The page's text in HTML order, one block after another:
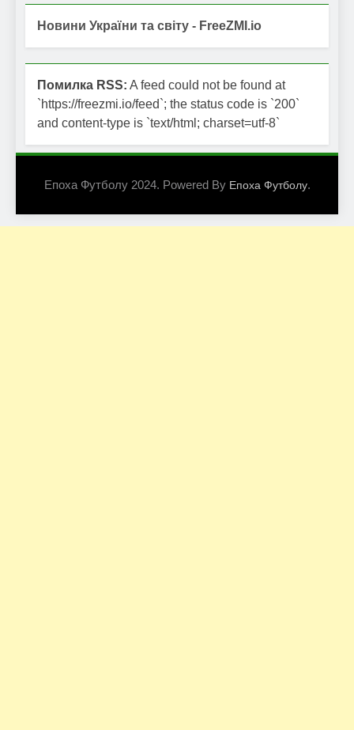
Новини України та світу - FreeZMI.io
Помилка RSS: A feed could not be found at
`https://freezmi.io/feed`; the status code is `200`
and content-type is `text/html; charset=utf-8`
Епоха Футболу 2024. Powered By Епоха Футболу.